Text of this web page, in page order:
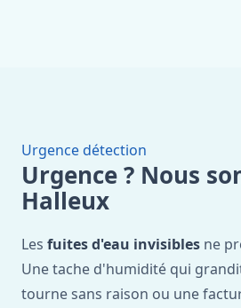
Urgence détection
Urgence ? Nous
Halleux
Les fuites d'eau invisibles ne
Une tache d'humidité qui
tourne sans raison ou une